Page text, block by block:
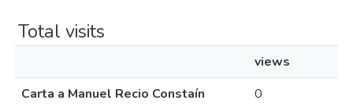
Total visits
views
Carta a Manuel Recio Constaín
0